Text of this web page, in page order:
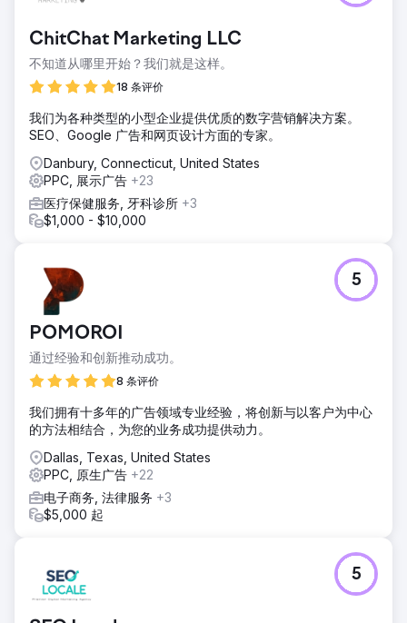
ChitChat Marketing LLC
不知道从哪里开始？我们就是这样。
18 条评价
我们为各种类型的小型企业提供优质的数字营销解决方案。
SEO、Google 广告和网页设计方面的专家。
Danbury, Connecticut, United States
PPC, 展示广告 +23
医疗保健服务, 牙科诊所 +3
$1,000 - $10,000
POMOROI
通过经验和创新推动成功。
8 条评价
5
我们拥有十多年的广告领域专业经验，将创新与以客户为中心
的方法相结合，为您的业务成功提供动力。
Dallas, Texas, United States
PPC, 原生广告 +22
电子商务, 法律服务 +3
$5,000 起
5